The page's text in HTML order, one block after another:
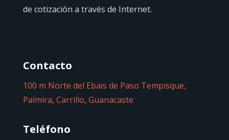
de cotización a través de Internet.
Contacto
100 m Norte del Ebais de Paso Tempisque,
Palmira, Carrillo, Guanacaste
Teléfono